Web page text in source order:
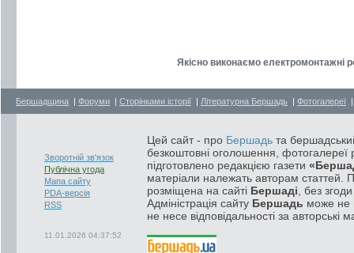
Якісно виконаємо електромонтажні
Бершадщина | Форуми | Сторінками історії | Літературна Бершадь | Фотогалереї
Зворотній зв'язок
Публічна угода
Мапа сайту
PDA-версія
RSS
11.01.2026 04:37:52
Цей сайт - про Бершадь та
безкоштовні оголошення, фотогалереї
підготовлено редакцією газети
матеріали належать авторам статтей.
розміщена на сайті Бершаді , без
Адміністрація сайту Бершадь може не
не несе відповідальності за авторські